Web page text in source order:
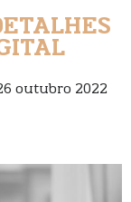
outubro 2022